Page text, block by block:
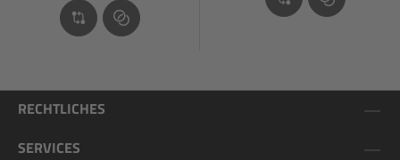
RECHTLICHES
SERVICES